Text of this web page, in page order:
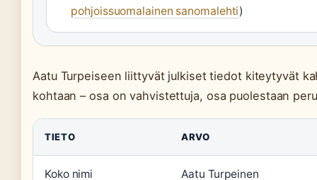
pohjoissuomalainen sanomalehti)
Aatu Turpeiseen liittyvät julkiset tiedot kiteytyvät
kohtaan – osa on vahvistettuja, osa puolestaan
TIETO ARVO
Koko nimi Aatu Turpeinen